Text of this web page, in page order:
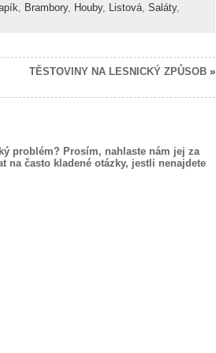
Brambory, Houby, Listová Saláty,
TĚSTOVINY NA LESNICKÝ ZPŮSOB »
problém? Prosím, nahlaste nám jej za
na často kladené otázky, jestli nenajdete